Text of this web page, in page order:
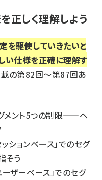
正しく理解しよう
を駆使していきたいと
い仕様を正確に理解す
載の第82回～第87回あ
メント5つの制限——ヘ
ションベース」でのセグ
そう
ザーベース」でのセグ